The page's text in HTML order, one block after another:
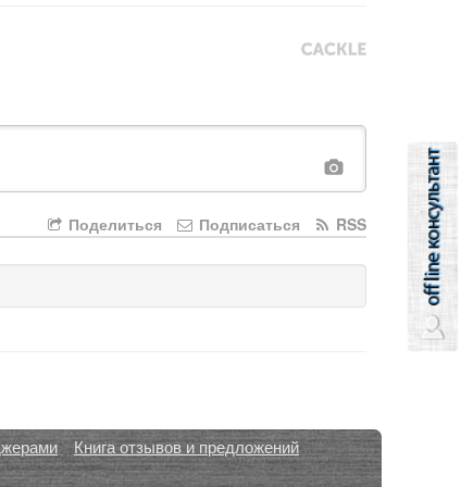
RSS
Подписаться
Поделиться
Книга отзывов и предложений